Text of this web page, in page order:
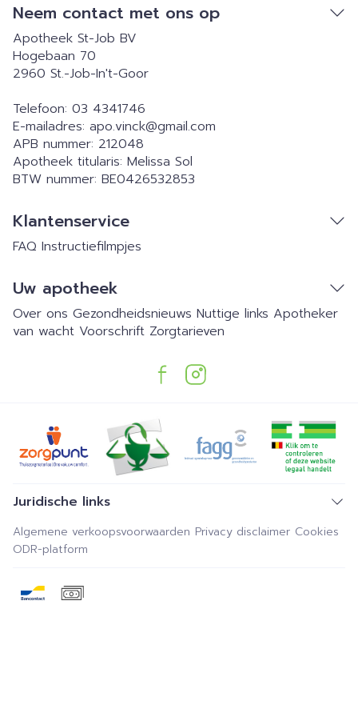
Neem contact met ons op
Apotheek St-Job BV
Hogebaan 70
2960 St.-Job-In't-Goor
Telefoon: 03 4341746
E-mailadres: apo.vinck@gmail.com
APB nummer: 212048
Apotheek titularis: Melissa Sol
BTW nummer: BE0426532853
Klantenservice
FAQ Instructiefilmpjes
Uw apotheek
Over ons Gezondheidsnieuws Nuttige links Apotheker
van wacht Voorschrift Zorgtarieven
Juridische links
Algemene verkoopsvoorwaarden Privacy disclaimer Cookies
ODR-platform